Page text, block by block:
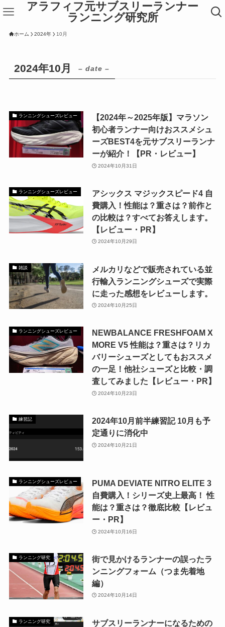
アラフィフ元サブスリーランナー
ランニング研究所
ホーム 2024年 10月
2024年10月 – date –
ランニングシューズレビュー
【2024年～2025年版】マラソン
初心者ランナー向けおススメシュ
ーズBEST4を元サブスリーランナ
ーが紹介！【PR・レビュー】
2024年10月31日
ランニングシューズレビュー
アシックス マジックスピード4 自
費購入！性能は？重さは？前作と
の比較は？すべてお答えします。
【レビュー・PR】
2024年10月29日
雑談
メルカリなどで販売されている並
行輸入ランニングシューズで実際
に走った感想をレビューします。
2024年10月25日
ランニングシューズレビュー
NEWBALANCE FRESHFOAM X
MORE V5 性能は？重さは？リカ
バリーシューズとしてもおススメ
の一足！他社シューズと比較・調
査してみました【レビュー・PR】
2024年10月23日
練習記
2024年10月前半練習記 10月も予
定通りに消化中
2024年10月21日
ランニングシューズレビュー
PUMA DEVIATE NITRO ELITE 3
自費購入！シリーズ史上最高！ 性
能は？重さは？徹底比較【レビュ
ー・PR】
2024年10月16日
ランニング研究
街で見かけるランナーの誤ったラ
ンニングフォーム（つま先着地
編）
2024年10月14日
ランニング研究
サブスリーランナーになるための